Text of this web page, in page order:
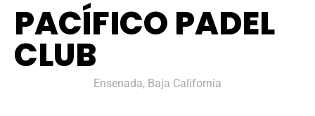
PACÍFICO PADEL
CLUB
Ensenada, Baja California